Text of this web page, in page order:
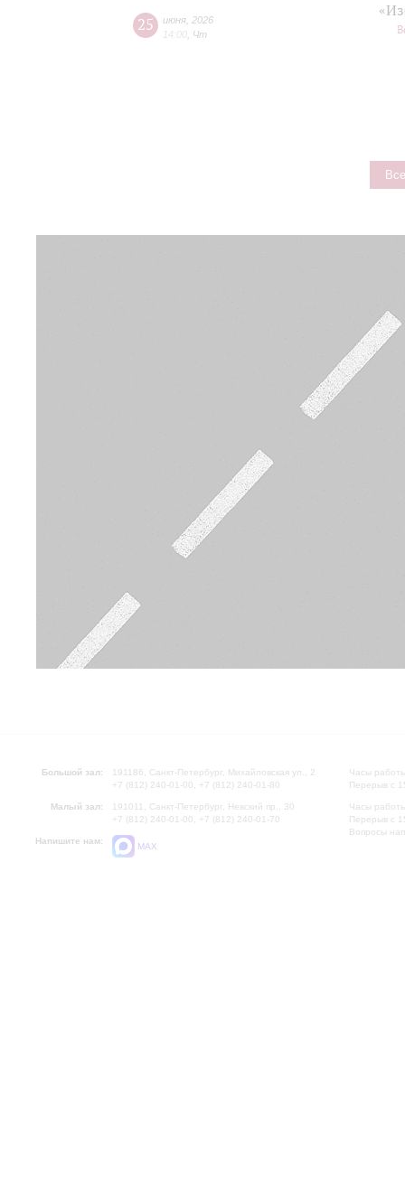
25 июня 2026
14:00 Чт
Большой зал:
191186, Санкт-Петербург, Михайловская ул., 2
+7 (812) 240-01-00, +7 (812) 240-01-80
Малый зал:
191011, Санкт-Петербург, Невский пр., 30
+7 (812) 240-01-00, +7 (812) 240-01-70
Напишите нам:
MAX
Часы
Перерыв с
Часы
Перерыв с
Вопросы